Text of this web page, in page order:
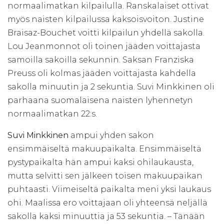
normaalimatkan kilpailulla. Ranskalaiset ottivat
myös naisten kilpailussa kaksoisvoiton. Justine
Braisaz-Bouchet voitti kilpailun yhdellä sakolla.
Lou Jeanmonnot oli toinen jääden voittajasta
samoilla sakoilla sekunnin. Saksan Franziska
Preuss oli kolmas jääden voittajasta kahdella
sakolla minuutin ja 2 sekuntia. Suvi Minkkinen oli
parhaana suomalaisena naisten lyhennetyn
normaalimatkan 22:s.
Suvi Minkkinen ampui yhden sakon
ensimmäiseltä makuupaikalta. Ensimmäiseltä
pystypaikalta hän ampui kaksi ohilaukausta,
mutta selvitti sen jälkeen toisen makuupaikan
puhtaasti. Viimeiseltä paikalta meni yksi laukaus
ohi. Maalissa ero voittajaan oli yhteensä neljällä
sakolla kaksi minuuttia ja 53 sekuntia. – Tänään